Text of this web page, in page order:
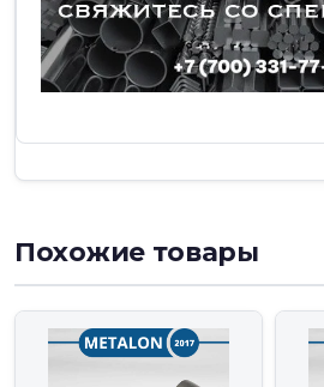
Похожие товары